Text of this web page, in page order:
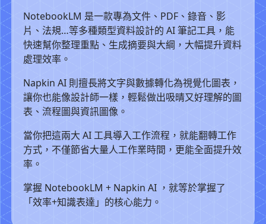
NotebookLM 是一款專為文件、PDF、錄音、影
片、法規…等多種類型資料設計的 AI 筆記工具，能
快速幫你整理重點、生成摘要與大綱，大幅提升資料
處理效率。
Napkin AI 則擅長將文字與數據轉化為視覺化圖表，
讓你也能像設計師一樣，輕鬆做出吸晴又好理解的圖
表、流程圖與資訊圖像。
當你把這兩大 AI 工具導入工作流程，就能翻轉工作
方式，不僅節省大量人工作業時間，更能全面提升效
率。
掌握 NotebookLM + Napkin AI ，就等於掌握了
「效率+知識表達」的核心能力。